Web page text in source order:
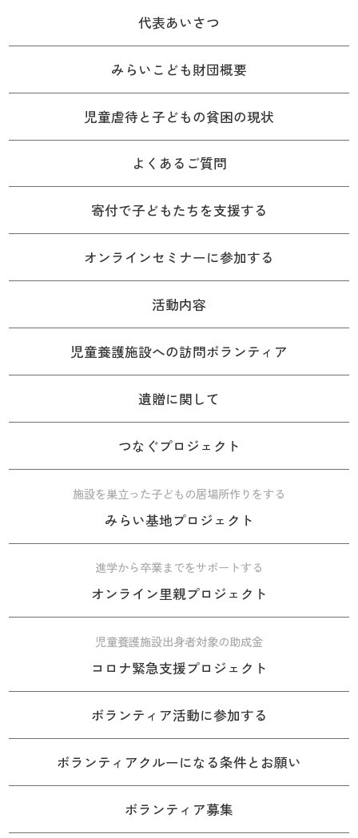
代表あいさつ
みらいこども財団概要
児童虐待と子どもの貧困の現状
よくあるご質問
寄付で子どもたちを支援する
オンラインセミナーに参加する
活動内容
児童養護施設への訪問ボランティア
遺贈に関して
つなぐプロジェクト
施設を巣立った子どもの居場所作りをする
みらい基地プロジェクト
進学から卒業までをサポートする
オンライン里親プロジェクト
児童養護施設出身者対象の助成金
コロナ緊急支援プロジェクト
ボランティア活動に参加する
ボランティアクルーになる条件とお願い
ボランティア募集